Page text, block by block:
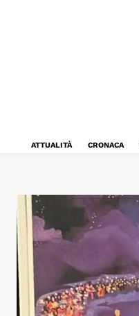
ATTUALITÀ CRONACA